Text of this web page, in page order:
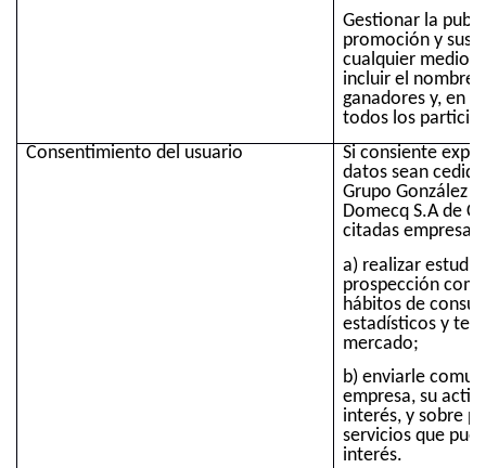
Gestionar la
promoción y sus
cualquier medio,
incluir el nombre
ganadores y, en
todos los
Consentimiento del usuario
Si consiente
datos sean
Grupo González
Domecq S.A de
citadas empresas:
a) realizar
prospección
hábitos de
estadísticos y
mercado;
b) enviarle
empresa, su
interés, y sobre
servicios que
interés.